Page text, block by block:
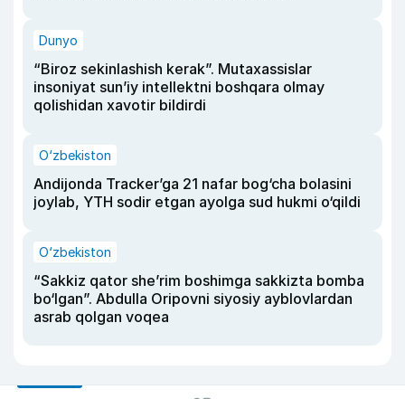
Dunyo
“Biroz sekinlashish kerak”. Mutaxassislar
insoniyat sun’iy intellektni boshqara olmay
qolishidan xavotir bildirdi
O‘zbekiston
Andijonda Tracker’ga 21 nafar bog‘cha bolasini
joylab, YTH sodir etgan ayolga sud hukmi o‘qildi
O‘zbekiston
“Sakkiz qator she’rim boshimga sakkizta bomba
bo‘lgan”. Abdulla Oripovni siyosiy ayblovlardan
asrab qolgan voqea